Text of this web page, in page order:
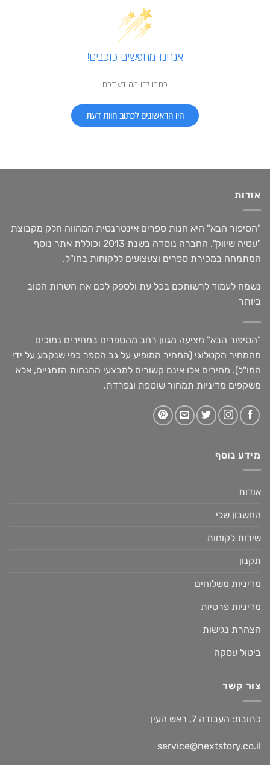
אנחנו מחפשים כוכבים!
כתבו לנו מה דעתכם
היו הראשונים לכתוב חוות דעת
אודות
"הסיפור הבא" היא חנות ספרים אינטרנטית המהווה חלק מקבוצת
"עטיה שיווק". החברה נוסדה בשנת 2013 וכוללת אתר נוסף
המתמחה במכירת ספרים וצעצועים ללקוחות בחו"ל.
נשמח לעמוד לרשותכם בכל עת ולספק לכם את השרות הטוב
ביותר
"הסיפור הבא" מציעה מגוון רחב מהספרים במחירים נמוכים
מהמחיר הקטלוגי (המחיר המופיע על גב הספר כפי שנקבע על ידי
המו"ל). מחירים אלו אינם קשורים למבצעי ההנחות הזמניים, אלא
משקפים מדיניות תמחור שוטפת ונפרדת.
מידע נוסף
אודות
החשבון שלי
שירות לקוחות
תקנון
מדיניות משלוחים
מדיניות פרטיות
הצהרת נגישות
ביטול עסקה
צור קשר
כתובת: העבודה 7, ראש העין
service@nextstory.co.il